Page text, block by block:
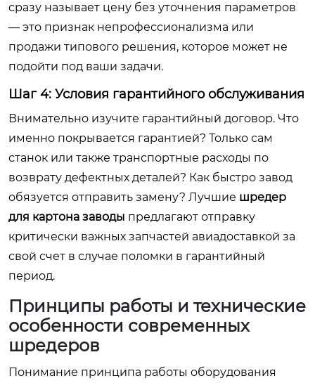
сразу называет цену без уточнения параметров
— это признак непрофессионализма или
продажи типового решения, которое может не
подойти под ваши задачи.
Шаг 4: Условия гарантийного обслуживания
Внимательно изучите гарантийный договор. Что
именно покрывается гарантией? Только сам
станок или также транспортные расходы по
возврату дефектных деталей? Как быстро завод
обязуется отправить замену? Лучшие шредер
для картона заводы предлагают отправку
критически важных запчастей авиадоставкой за
свой счет в случае поломки в гарантийный
период.
Принципы работы и технические
особенности современных
шредеров
Понимание принципа работы оборудования